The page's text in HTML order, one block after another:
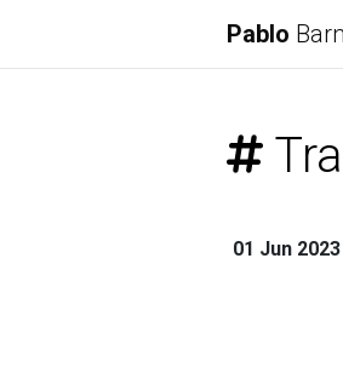
Pablo
01 Jun 2023